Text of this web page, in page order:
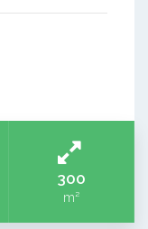
300
m²